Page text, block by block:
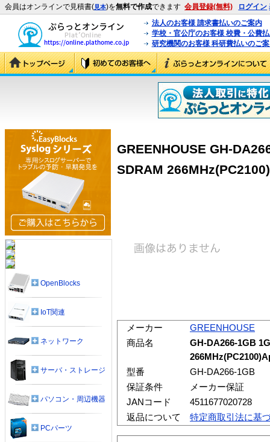
会員はオンラインで見積書(見本)を無料で作成できます 会員登録(無料) ログイン
法人のお客様 請求書払いのご案内
学校・官公庁のお客様 校費・公費
研究機関のお客様 科研費払いのご
GREENHOUSE GH-
SDRAM
メーカー
GREENHOUSE
商品名
GH-DA266-1GB
型番
GH-DA266-1GB
保証条件
メーカー保証
JANコード
4511677020728
返品について
特定商取引法に基
OpenBlocks
IoT関連
ネットワーク
サーバ・ストレージ
パソコン・周辺機器
PCパーツ